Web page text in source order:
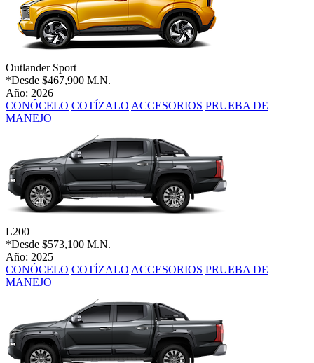
Outlander Sport
*Desde $467,900 M.N.
Año: 2026
CONÓCELO COTÍZALO ACCESORIOS PRUEBA DE
MANEJO
L200
*Desde $573,100 M.N.
Año: 2025
CONÓCELO COTÍZALO ACCESORIOS PRUEBA DE
MANEJO